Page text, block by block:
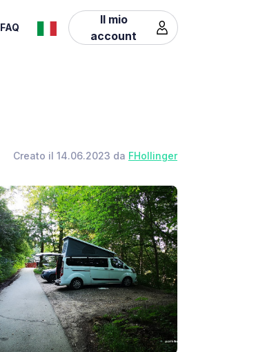
FAQ
Il mio
account
Creato il 14.06.2023 da FHollinger